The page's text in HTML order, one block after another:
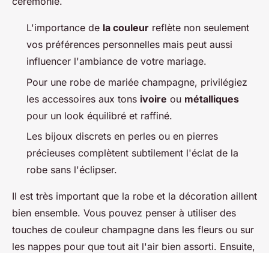
L'importance de la couleur reflète non seulement
vos préférences personnelles mais peut aussi
influencer l'ambiance de votre mariage.
Pour une robe de mariée champagne, privilégiez
les accessoires aux tons ivoire ou métalliques
pour un look équilibré et raffiné.
Les bijoux discrets en perles ou en pierres
précieuses complètent subtilement l'éclat de la
robe sans l'éclipser.
Il est très important que la robe et la décoration aillent
bien ensemble. Vous pouvez penser à utiliser des
touches de couleur champagne dans les fleurs ou sur
les nappes pour que tout ait l'air bien assorti. Ensuite,